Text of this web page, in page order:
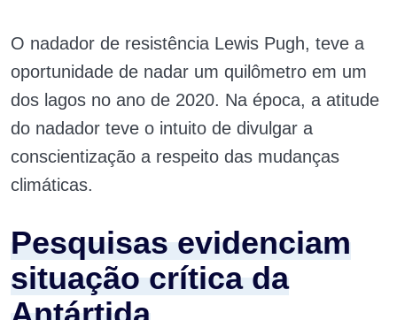
O nadador de resistência Lewis Pugh, teve a
oportunidade de nadar um quilômetro em um
dos lagos no ano de 2020. Na época, a atitude
do nadador teve o intuito de divulgar a
conscientização a respeito das mudanças
climáticas.
Pesquisas evidenciam
situação crítica da